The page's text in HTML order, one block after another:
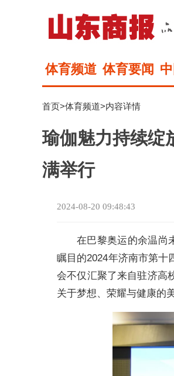
体育频道 体育要闻
首页>体育频道>内容详情
瑜伽魅力持续绽
满举行
2024-08-20 09:48:43
在巴黎奥运的余温尚
瞩目的2024年济南市第十
会不仅汇聚了来自驻济高
关于梦想、荣耀与健康的